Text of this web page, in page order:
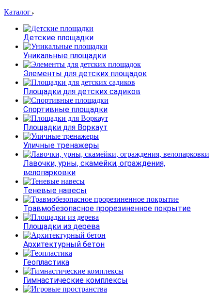
Каталог
Детские площадки
Уникальные площадки
Элементы для детских площадок
Площадки для детских садиков
Спортивные площадки
Площадки для Воркаут
Уличные тренажеры
Лавочки, урны, скамейки, ограждения,
велопарковки
Теневые навесы
Травмобезопасное прорезиненное покрытие
Площадки из дерева
Архитектурный бетон
Геопластика
Гимнастические комплексы